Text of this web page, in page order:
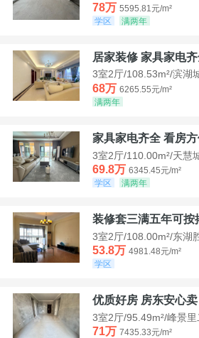
78万 5595.81元/m²
学区
满两年
居家装修 家具家电
3室2厅/108.53m²/滨湖
68万 6265.55元/m²
满两年
家具家电齐全 看房
3室2厅/110.00m²/天慧
69.8万 6345.45元/m²
学区
满两年
装修套三满五年可按
3室2厅/108.00m²/东湖
53.8万 4981.48元/m²
学区
优质好房 房东安心
3室2厅/95.49m²/峰景里
71万 7435.33元/m²